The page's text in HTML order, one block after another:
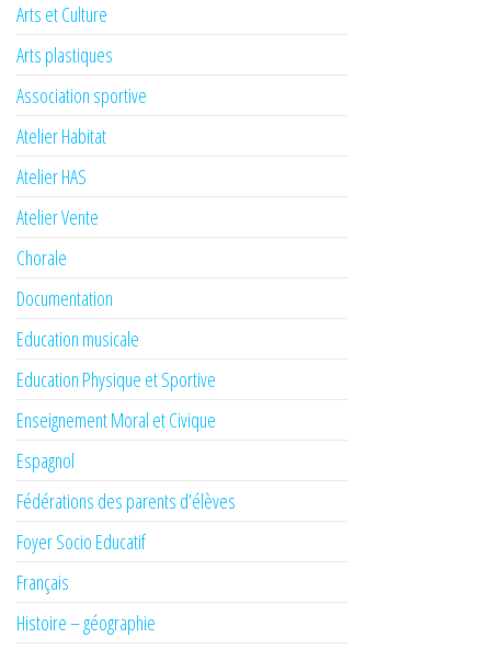
Arts et Culture
Arts plastiques
Association sportive
Atelier Habitat
Atelier HAS
Atelier Vente
Chorale
Documentation
Education musicale
Education Physique et Sportive
Enseignement Moral et Civique
Espagnol
Fédérations des parents d’élèves
Foyer Socio Educatif
Français
Histoire – géographie